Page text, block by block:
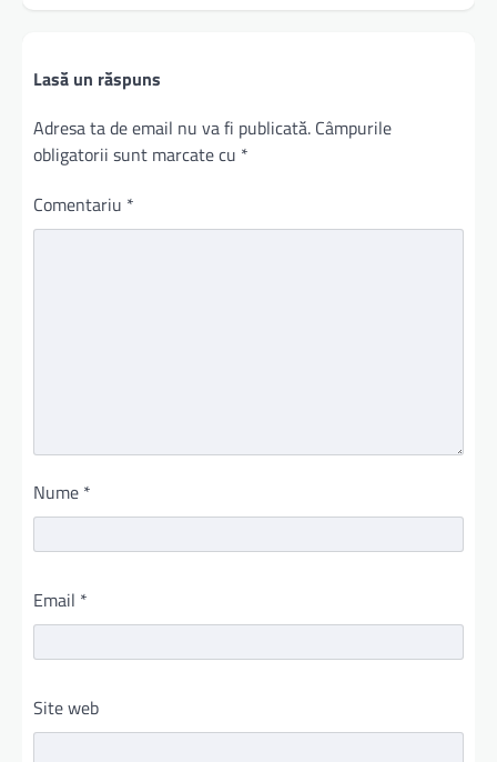
Lasă un răspuns
Adresa ta de email nu va fi publicată. Câmpurile
obligatorii sunt marcate cu *
Comentariu *
Nume *
Email *
Site web